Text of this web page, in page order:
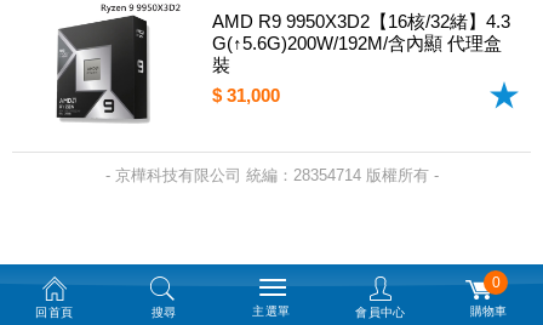
AMD R9 9950X3D2【16核/32緒】4.3
G(↑5.6G)200W/192M/含內顯 代理盒
裝
$ 31,000
- 京樺科技有限公司 統編：28354714 版權所有 -
回首頁 搜尋 主選單 會員中心
0
購物車